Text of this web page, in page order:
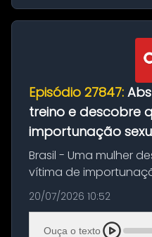
Episódio 27847:
treino e descobre
importunação
Brasil - Uma mulher
vítima de
assistir a um vídeo
treinava na
Feira de Santana, na
20/07/2026 10:52
Ouça o texto